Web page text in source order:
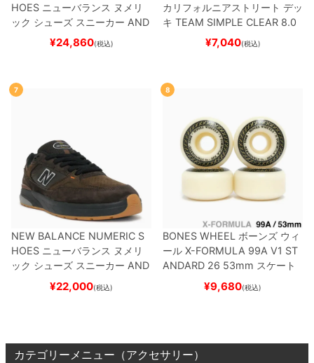
HOES ニューバランス ヌメリ
ック シューズ スニーカー AND
REW REYNOLDS 933
BLACK/NAVY
スケートボ
¥24,860(税込)
カリフォルニアストリート デッ
キ TEAM SIMPLE CLEAR 8.0
ブランク（DSM）
ード スケボー
¥7,040(税込)
7
NEW BALANCE NUMERIC S
HOES ニューバランス ヌメリ
ック シューズ スニーカー AND
REW REYNOLDS 933
BROWN/BLACKスケート
¥22,000(税込)
8
BONES WHEEL ボーンズ ウィ
ール X-FORMULA 99A V1 ST
ANDARD 26 53mm スケート
ボード スケボー
¥9,680(税込)
カテゴリーメニュー（アクセサリー）